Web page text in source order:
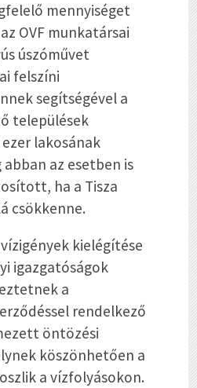
mennyiséget
OVF munkatársai
úszóművet
felszíni
segítségével a
települések
lakosának
az esetben is
ha a Tisza
csökkenne.
kielégítése
igazgatóságok
a
rendelkező
öntözési
köszönhetően a
a vízfolyásokon.